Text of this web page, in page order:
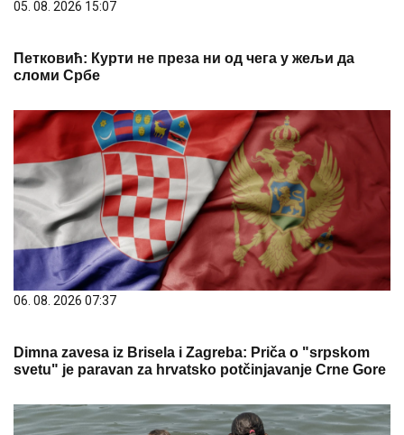
05. 08. 2026 15:07
Петковић: Курти не преза ни од чега у жељи да
сломи Србе
06. 08. 2026 07:37
Dimna zavesa iz Brisela i Zagreba: Priča o "srpskom
svetu" je paravan za hrvatsko potčinjavanje Crne Gore